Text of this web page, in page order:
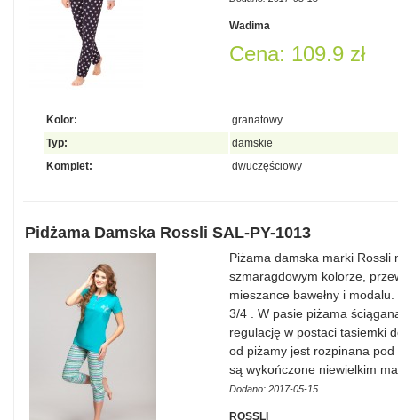
Wadima
Cena: 109.9 zł
Kolor:
granatowy
Typ:
damskie
Komplet:
dwuczęściowy
Pidżama Damska Rossli SAL-PY-1013
Piżama damska marki Rossli
szmaragdowym kolorze,
mieszance bawełny i
3/4 . W pasie piżama
regulację w postaci tasiemki
od piżamy jest rozpinana
są wykończone niewielkim
Dodano: 2017-05-15
ROSSLI